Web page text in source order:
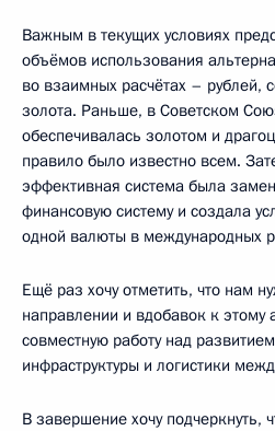
Важным в текущих условиях
объёмов использования
во взаимных расчётах – рублей,
золота. Раньше, в Советском
обеспечивалась золотом и
правило было известно всем.
эффективная система была
финансовую систему и создала
одной валюты в международных
Ещё раз хочу отметить, что нам
направлении и вдобавок к этому
совместную работу над
инфраструктуры и логистики
В завершение хочу подчеркнуть,